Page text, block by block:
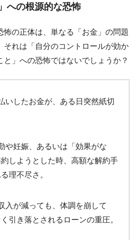
への根源的な恐怖
怖の正体は、単なる「お金」の問題
それは「自分のコントロールが効か
と」への恐怖ではないでしょうか？
いしたお金が、ある日突然紙切
や妊娠、あるいは「効果がな
しようとした時、高額な解約手
理不尽さ。
入が減っても、体調を崩して
引き落とされるローンの重圧。